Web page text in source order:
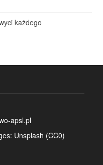
każdego
apsl.pl
Unsplash (CC0)